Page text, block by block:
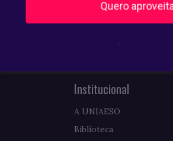
Quero
Pós-Graduação
Institucional
A UNIAESO
Biblioteca